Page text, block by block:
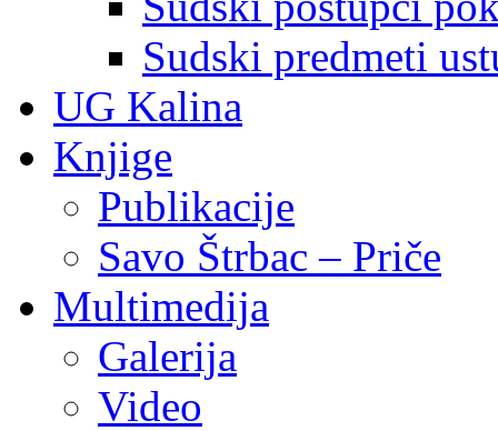
Sudski predmeti
UG Kalina
Knjige
Publikacije
Savo Štrbac – Priče
Multimedija
Galerija
Video